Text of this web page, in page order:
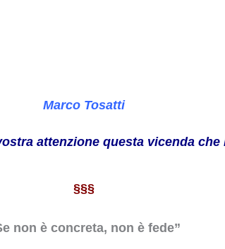
Marco Tosatti
attenzione questa vicenda
§§§
non è concreta, non è fede”